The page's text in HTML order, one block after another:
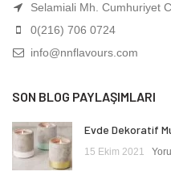
Selamiali Mh. Cumhuriyet
0(216) 706 0724
info@nnflavours.com
SON BLOG PAYLAŞIMLARI
Evde Dekoratif
15 Ekim 2021